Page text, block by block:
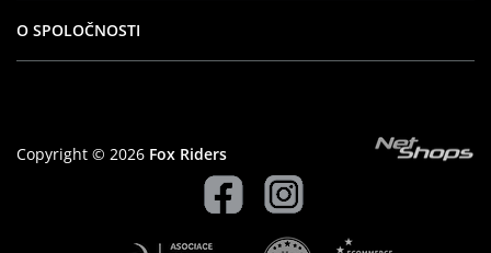
O SPOLOČNOSTI
Copyright © 2026 Fox Riders